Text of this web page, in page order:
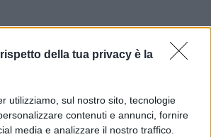
rispetto della tua privacy è la
utilizziamo, sul nostro sito, tecnologie
contenuti e annunci, fornire
media e analizzare il nostro traffico.
relativamente ristretto di
in Italia (444 secondo il report
2021, di gran lunga
gli italiani hanno
il ricorso ai servizi